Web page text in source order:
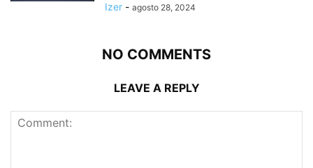
Izer - agosto 28, 2024
NO COMMENTS
LEAVE A REPLY